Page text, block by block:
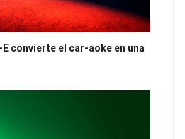
convierte el car-aoke en una